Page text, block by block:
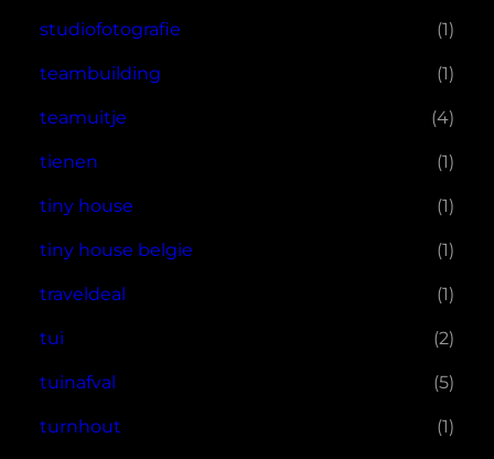
studiofotografie (1)
teambuilding (1)
teamuitje (4)
tienen (1)
tiny house (1)
tiny house belgie (1)
traveldeal (1)
tui (2)
tuinafval (5)
turnhout (1)